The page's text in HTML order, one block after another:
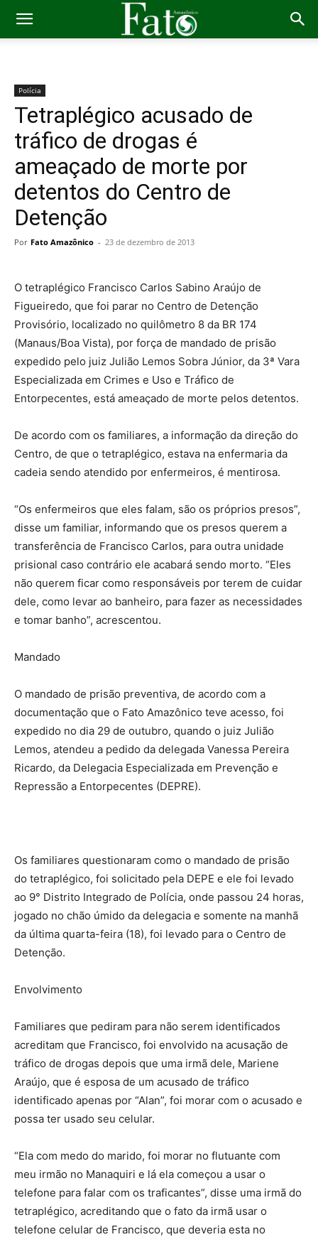
Polícia
Tetraplégico acusado de
tráfico de drogas é
ameaçado de morte por
detentos do Centro de
Detenção
Por Fato Amazônico - 23 de dezembro de 2013
O tetraplégico Francisco Carlos Sabino Araújo de
Figueiredo, que foi parar no Centro de Detenção
Provisório, localizado no quilômetro 8 da BR 174
(Manaus/Boa Vista), por força de mandado de prisão
expedido pelo juiz Julião Lemos Sobra Júnior, da 3ª Vara
Especializada em Crimes e Uso e Tráfico de
Entorpecentes, está ameaçado de morte pelos detentos.
De acordo com os familiares, a informação da direção do
Centro, de que o tetraplégico, estava na enfermaria da
cadeia sendo atendido por enfermeiros, é mentirosa.
“Os enfermeiros que eles falam, são os próprios presos”,
disse um familiar, informando que os presos querem a
transferência de Francisco Carlos, para outra unidade
prisional caso contrário ele acabará sendo morto. “Eles
não querem ficar como responsáveis por terem de cuidar
dele, como levar ao banheiro, para fazer as necessidades
e tomar banho”, acrescentou.
Mandado
O mandado de prisão preventiva, de acordo com a
documentação que o Fato Amazônico teve acesso, foi
expedido no dia 29 de outubro, quando o juiz Julião
Lemos, atendeu a pedido da delegada Vanessa Pereira
Ricardo, da Delegacia Especializada em Prevenção e
Repressão a Entorpecentes (DEPRE).
Os familiares questionaram como o mandado de prisão
do tetraplégico, foi solicitado pela DEPE e ele foi levado
ao 9° Distrito Integrado de Polícia, onde passou 24 horas,
jogado no chão úmido da delegacia e somente na manhã
da última quarta-feira (18), foi levado para o Centro de
Detenção.
Envolvimento
Familiares que pediram para não serem identificados
acreditam que Francisco, foi envolvido na acusação de
tráfico de drogas depois que uma irmã dele, Mariene
Araújo, que é esposa de um acusado de tráfico
identificado apenas por “Alan”, foi morar com o acusado e
possa ter usado seu celular.
“Ela com medo do marido, foi morar no flutuante com
meu irmão no Manaquiri e lá ela começou a usar o
telefone para falar com os traficantes”, disse uma irmã do
tetraplégico, acreditando que o fato da irmã usar o
telefone celular de Francisco, que deveria esta no